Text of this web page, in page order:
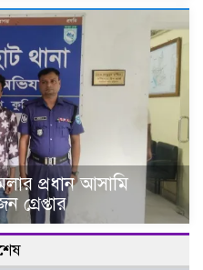
প্রধান আসামি
গ্রেপ্তার